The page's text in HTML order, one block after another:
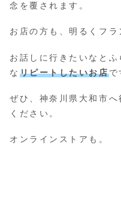
念を覆されます。
お店の方も、明るくフラ
お話しに行きたいなと
な リピートしたいお店で
ぜひ、神奈川県大和市
ください。
オンラインストアも。